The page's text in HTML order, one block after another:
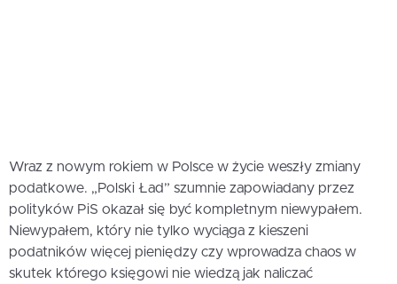
Wraz z nowym rokiem w Polsce w życie weszły zmiany
podatkowe. „Polski Ład” szumnie zapowiadany przez
polityków PiS okazał się być kompletnym niewypałem.
Niewypałem, który nie tylko wyciąga z kieszeni
podatników więcej pieniędzy czy wprowadza chaos w
skutek którego księgowi nie wiedzą jak naliczać